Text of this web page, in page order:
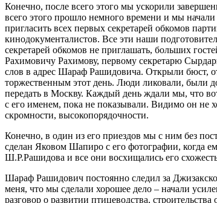
Конечно, после всего этого мы ускорили
всего этого прошло немного времени и мы
пригласить всех первых секретарей обкомов
кинодокументалистов. Все эти наши
секретарей обкомов не приглашать, больших
Рахимовичу Рахимову, первому секретарю
слов в адрес Шараф Рашидовича. Открыли бюст,
торжественным этот день. Люди ликовали, были
передать в Москву. Каждый день ждали мы, что
с его именем, пока не показывали. Видимо он не
скромности, высокопорядочности.
Конечно, в один из его приездов мы с ним без
сделан Яковом Шапиро с его фотографии, когда
Ш.Р.Рашидова и все они восхищались его
Шараф Рашидович постоянно следил за
меня, что мы сделали хорошее дело – начали
разговор о развитии птицеводства,